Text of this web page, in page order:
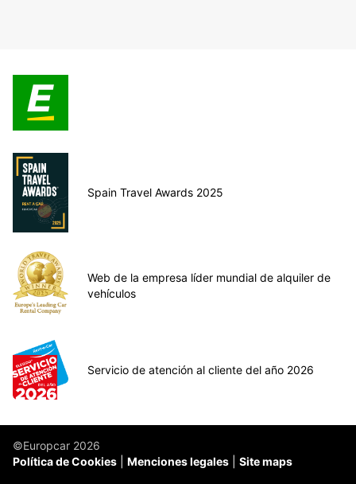
Spain Travel Awards 2025
Web de la empresa líder mundial de alquiler de
vehículos
Servicio de atención al cliente del año 2026
©Europcar 2026
Política de Cookies
Menciones legales Site maps